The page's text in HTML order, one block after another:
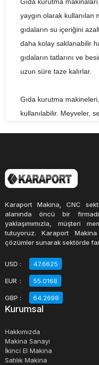
yaygın olarak kullanılan
gıdaların su içeriğini
daha kolay saklanabilir
gıdaların tatlarını ve
uzun süre taze kalırlar.
Gıda kurutma
kullanılabilir. Meyveler,
Gıda kurutma
gibi teknolojileri kullanır.
işlemi için gereken
tipte makine
Gıda kurutma
önemli bir role sahiptir.
saklanmasına ve daha
Ayrıca, kurutma işlemi,
tanır.
Karaport Makina, CNC
alanında öncü bir
yaklaşımımızla, müşteri
tutuyoruz. Karaport
çözümler sunarak sektörde
USD : 47.6625
EUR : 55.0168
GBP : 64.2698
Kurumsal
Hakkımızda
Makina Sanayi
İkinci El Makina
Satılık Makina